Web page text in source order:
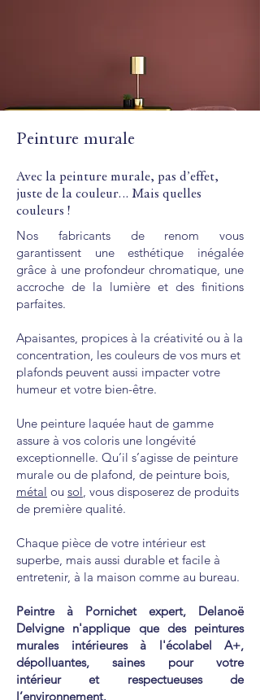
Peintre à Pornichet : peinture
décorative
espaces intérieurs grâce à l’application
de peintures décoratives particulières.
aspect mat nuancé, contemporain à effet
industriel et bien plus encore… Laissez
libre cours à votre créativité grâce à une
multitude de possibilités.
s'étendre du sol au plafond pour créer une
ambiance unique et personnalisée,
comme lepapier peint. Que ce soit pour
camoufler les imperfections d'un mur,
rafraîchir votre salon, ces peintures
proposent divers styles et finitions selon
vos envies. Vous pouvez l’appliquer dans
différentes pièces, du salon à la chambre,
dans la cuisine ou la salle de bains pour
apporter de la matière à vos murs ou
Toutes nos peintures intérieures
garantissent une excellente qualité et une
une facilité d'application et une grande
variété d'effets décoratifs.
Elles possèdent l'écolabel A+ et sont
dépolluantes, sainespour votre
Peinture murale
Avec la peinture murale, pas d’effet,
juste de la couleur… Mais quelles
couleurs !
​​Nos fabricants de renom vous
garantissent une esthétique inégalée
grâce à une profondeur chromatique, une
accroche de la lumière et des finitions
parfaites.
Apaisantes, propices à la créativité ou à la
concentration, les couleurs de vos murs et
plafonds peuvent aussi impacter votre
humeur et votre bien-être.
Une peinture laquée haut de gamme
assure à vos coloris une longévité
exceptionnelle. Qu’il s’agisse de peinture
murale ou de plafond, de peinture bois,
métal ou sol, vous disposerez de produits
de première qualité.
Chaque pièce de votre intérieur est
superbe, mais aussi durable et facile à
entretenir, à la maison comme au bureau.
Peintre à Pornichet expert, Delanoë
Delvigne n'applique que des peintures
murales intérieures à l'écolabel A+,
dépolluantes, saines pour votre
intérieuret respectueuses de
l’environnement.